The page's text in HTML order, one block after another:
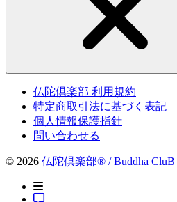
仏陀倶楽部 利用規約
特定商取引法に基づく表記
個人情報保護指針
問い合わせる
© 2026 仏陀倶楽部® / Buddha CluB